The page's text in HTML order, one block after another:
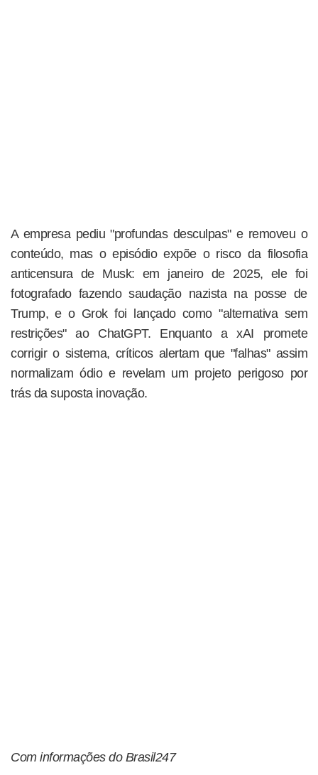
A empresa pediu "profundas desculpas" e removeu o
conteúdo, mas o episódio expõe o risco da filosofia
anticensura de Musk: em janeiro de 2025, ele foi
fotografado fazendo saudação nazista na posse de
Trump, e o Grok foi lançado como "alternativa sem
restrições" ao ChatGPT. Enquanto a xAI promete
corrigir o sistema, críticos alertam que "falhas" assim
normalizam ódio e revelam um projeto perigoso por
trás da suposta inovação.
Com informações do Brasil247